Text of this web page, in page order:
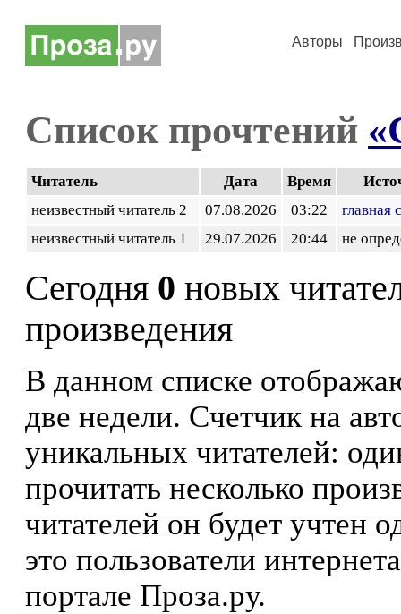
Авторы
Список прочтений
Читатель Дата Время
неизвестный читатель 2
07.08.2026 03:22
главная
неизвестный читатель 1
29.07.2026 20:44 не
Сегодня 0 новых
произведения
В данном списке
две недели. Счетчик на
уникальных читателей:
прочитать несколько
читателей он будет учтен
это пользователи
портале Проза.ру.